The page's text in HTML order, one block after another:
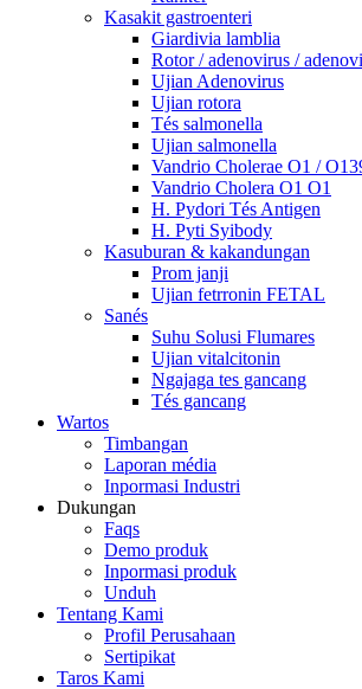
Kasakit gastroenteri
Giardivia lamblia
Rotor / adenovirus /
Ujian Adenovirus
Ujian rotora
Tés salmonella
Ujian salmonella
Vandrio Cholerae O1 /
Vandrio Cholera O1 O1
H. Pydori Tés Antigen
H. Pyti Syibody
Kasuburan & kakandungan
Prom janji
Ujian fetrronin FETAL
Sanés
Suhu Solusi Flumares
Ujian vitalcitonin
Ngajaga tes gancang
Tés gancang
Wartos
Timbangan
Laporan média
Inpormasi Industri
Dukungan
Faqs
Demo produk
Inpormasi produk
Unduh
Tentang Kami
Profil Perusahaan
Sertipikat
Taros Kami